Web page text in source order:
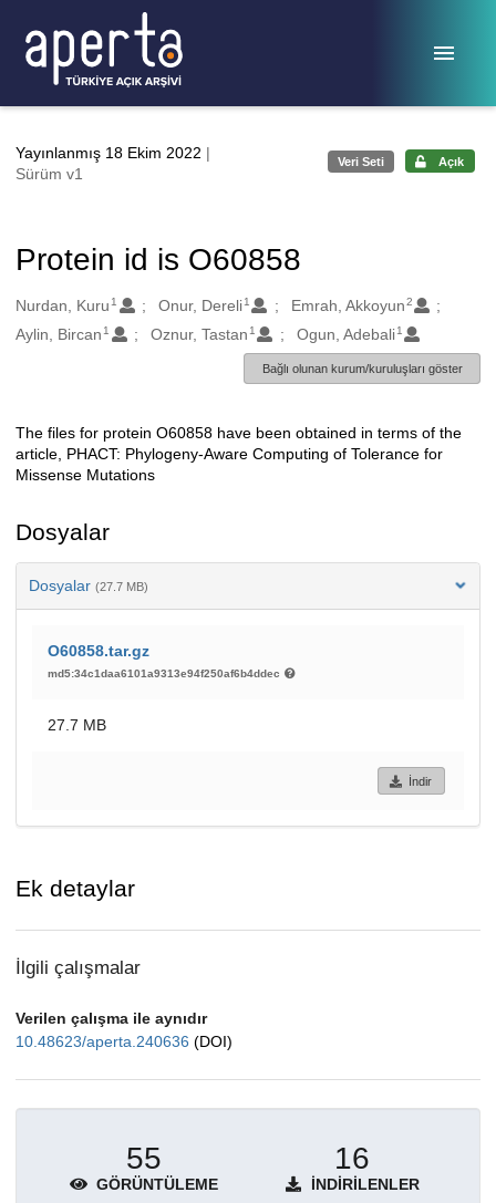
Yayınlanmış 18 Ekim 2022 |
Sürüm v1
Veri Seti Açık
Protein id is O60858
Oluşturanlar
Nurdan, Kuru 1 Onur, Dereli 1 Emrah, Akkoyun2
Aylin, Bircan 1 Oznur, Tastan 1 Ogun, Adebali 1
Bağlı olunan kurum/kuruluşları göster
Açıklama
The files for protein O60858 have been obtained in terms of the
article, PHACT: Phylogeny-Aware Computing of Tolerance for
Missense Mutations
Dosyalar
Dosyalar (27.7 MB)
O60858.tar.gz
md5:34c1daa6101a9313e94f250af6b4ddec
27.7 MB
İndir
Ek detaylar
İlgili çalışmalar
Verilen çalışma ile aynıdır
10.48623/aperta.240636 (DOI)
55
GÖRÜNTÜLEME
16
İNDIRILENLER